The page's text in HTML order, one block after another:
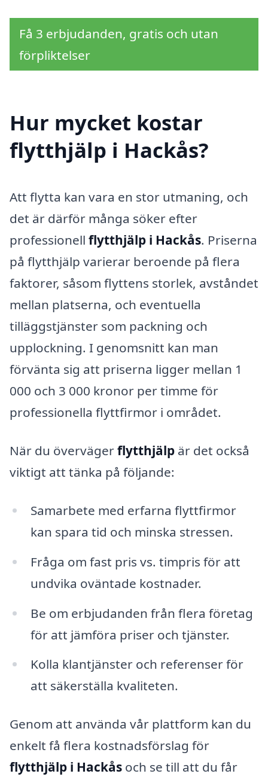
Få 3 erbjudanden, gratis och utan
förpliktelser
Hur mycket kostar
flytthjälp i Hackås?
Att flytta kan vara en stor utmaning, och
det är därför många söker efter
professionell flytthjälp i Hackås. Priserna
på flytthjälp varierar beroende på flera
faktorer, såsom flyttens storlek, avståndet
mellan platserna, och eventuella
tilläggstjänster som packning och
upplockning. I genomsnitt kan man
förvänta sig att priserna ligger mellan 1
000 och 3 000 kronor per timme för
professionella flyttfirmor i området.
När du övervägerflytthjälp är det också
viktigt att tänka på följande:
Samarbete med erfarna flyttfirmor
kan spara tid och minska stressen.
Fråga om fast pris vs. timpris för att
undvika oväntade kostnader.
Be om erbjudanden från flera företag
för att jämföra priser och tjänster.
Kolla klantjänster och referenser för
att säkerställa kvaliteten.
Genom att använda vår plattform kan du
enkelt få flera kostnadsförslag för
flytthjälp i Hackås och se till att du får